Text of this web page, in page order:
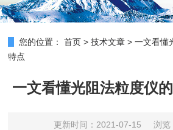
您的位置： 首页 >技术文章 >一文看懂
特点
一文看懂光阻法粒度仪
更新时间：2021-07-15 浏览